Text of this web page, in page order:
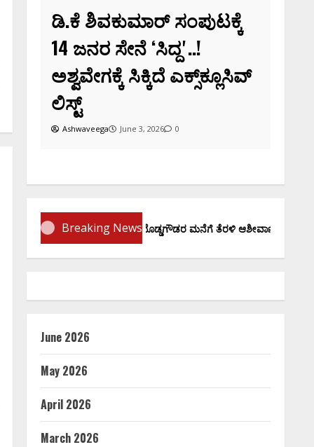
ಸಂಪುಟಕ್ಕೆ
ʻಸಿದ್ದʼ..!
ಸಿಕ್ಕಿದೆ ಎಕ್ಸ್‌ಕ್ಲೂಸಿವ್‌
0
Breaking News
ಪ್ರಮಾಣ ವಚನಕ್ಕೂ ಮುನ್ನ ದೊಡ್ಡಗೌಡರ ಮನೆಗೆ ತೆರಳಿ ಆಶೀರ್ವಾದ ಪಡೆದ ಡಿಕೆಶಿ..!
June 2026
May 2026
April 2026
March 2026